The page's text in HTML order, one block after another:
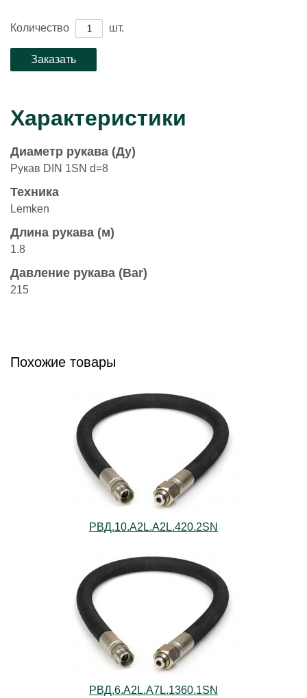
Количество шт.
Характеристики
Диаметр рукава (Ду)
Рукав DIN 1SN d=8
Техника
Lemken
Длина рукава (м)
1.8
Давление рукава (Bar)
215
Похожие товары
РВД.10.А2L.А2L.420.2SN
РВД.6.А2L.А7L.1360.1SN